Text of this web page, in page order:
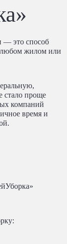
— это способ
любом жилом или
стало проще
компаний
время и